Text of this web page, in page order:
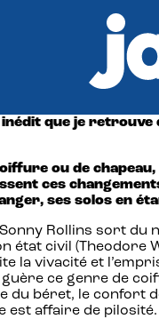
que je retrouve
ou de
ces
ses solos en
Rollins sort
état civil
vivacité et
ce genre de
béret, le confort
est affaire de